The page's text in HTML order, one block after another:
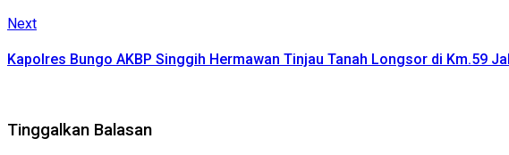
NextNext
Kapolres Bungo AKBP Singgih Hermawan Tinjau Tanah Longsor di Km.59
Tinggalkan Balasan